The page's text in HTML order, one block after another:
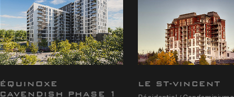
ÉQUINOXE
CAVENDISH PHASE 1
LE ST-VINCENT